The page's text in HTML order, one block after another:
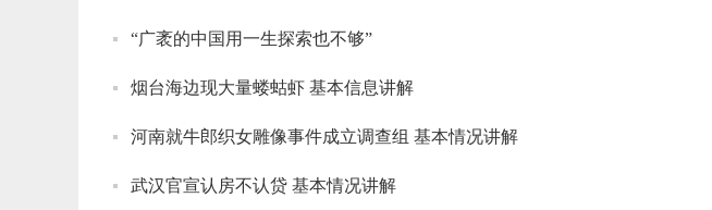
“广袤的中国用一生探索也不够”
烟台海边现大量蝼蛄虾 基本信息讲解
河南就牛郎织女雕像事件成立调查组 基本情况讲解
武汉官宣认房不认贷 基本情况讲解